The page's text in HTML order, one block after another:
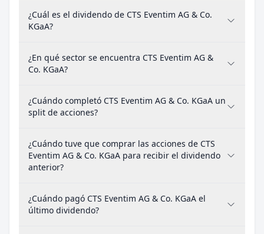
¿Cuál es el dividendo de CTS Eventim AG & Co.
KGaA?
¿En qué sector se encuentra CTS Eventim AG &
Co. KGaA?
¿Cuándo completó CTS Eventim AG & Co. KGaA un
split de acciones?
¿Cuándo tuve que comprar las acciones de CTS
Eventim AG & Co. KGaA para recibir el dividendo
anterior?
¿Cuándo pagó CTS Eventim AG & Co. KGaA el
último dividendo?